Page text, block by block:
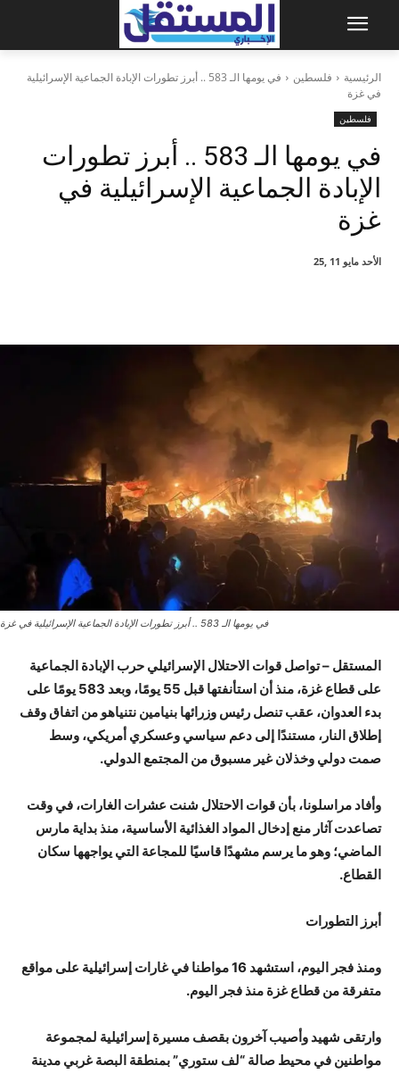
الرئيسية فلسطين
في يومها الـ 583 .. أبرز تطورات الإبادة الجماعية الإسرائيلية
في غزة
فلسطين
في يومها الـ 583 .. أبرز تطورات
الإبادة الجماعية الإسرائيلية في
غزة
الأحد مايو 11 ,25
في يومها الـ 583 .. أبرز تطورات الإبادة الجماعية الإسرائيلية في غزة
المستقل –تواصل قوات الاحتلال الإسرائيلي حرب الإبادة الجماعية
على قطاع غزة، منذ أن استأنفتها قبل 55 يومًا، وبعد 583 يومًا على
بدء العدوان، عقب تنصل رئيس وزرائها بنيامين نتنياهو من اتفاق وقف
إطلاق النار، مستندًا إلى دعم سياسي وعسكري أمريكي، وسط
صمت دولي وخذلان غير مسبوق من المجتمع الدولي.
وأفاد مراسلونا، بأن قوات الاحتلال شنت عشرات الغارات، في وقت
تصاعدت آثار منع إدخال المواد الغذائية الأساسية، منذ بداية مارس
الماضي؛ وهو ما يرسم مشهدًا قاسيًا للمجاعة التي يواجهها سكان
القطاع.
أبرز التطورات
ومنذ فجر اليوم، استشهد 16 مواطنا في غارات إسرائيلية على مواقع
متفرقة من قطاع غزة منذ فجر اليوم.
وارتقى شهيد وأصيب آخرون بقصف مسيرة إسرائيلية لمجموعة
مواطنين في محيط صالة “لف ستوري” بمنطقة البصة غربي مدينة